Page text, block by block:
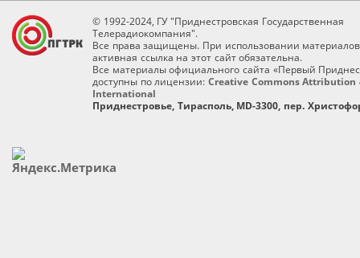
© 1992-2024, ГУ "Приднестровская Государственная
Телерадиокомпания".
Все права защищены. При использовании
активная ссылка на этот сайт обязательна.
Все материалы официального сайта «Первый
доступны по лицензии: Creative Commons Attribution
International
Приднестровье, Тирасполь, MD-3300, пер.